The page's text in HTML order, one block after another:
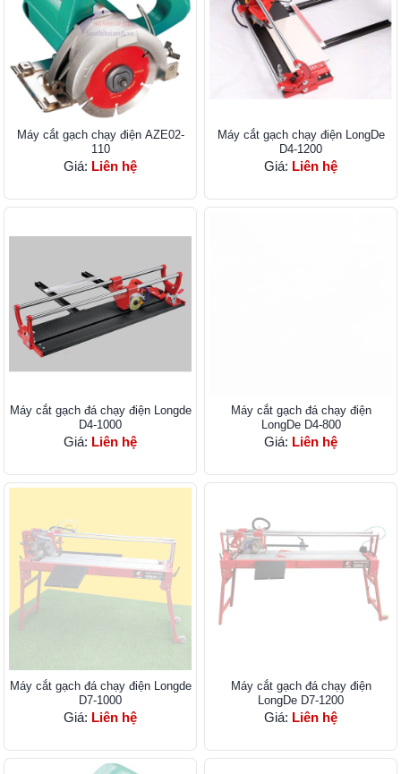
Máy cắt gạch chạy điện AZE02-
110
Giá: Liên hệ
Máy cắt gạch chạy điện LongDe
D4-1200
Giá: Liên hệ
Máy cắt gạch đá chạy điện Longde
D4-1000
Giá: Liên hệ
Máy cắt gạch đá chạy điện
LongDe D4-800
Giá: Liên hệ
Máy cắt gạch đá chạy điện Longde
D7-1000
Giá: Liên hệ
Máy cắt gạch đá chạy điện
LongDe D7-1200
Giá: Liên hệ